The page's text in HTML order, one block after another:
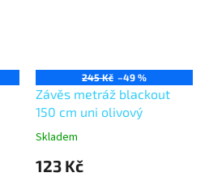
245 Kč –49 %
Závěs metráž blackout
150 cm uni olivový
Skladem
123 Kč